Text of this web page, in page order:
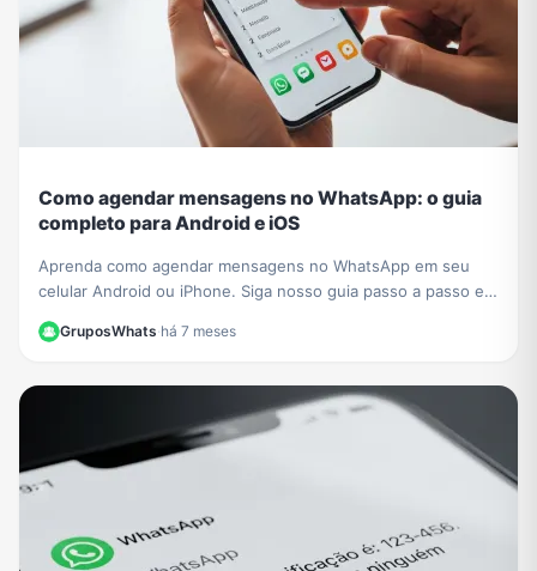
Como agendar mensagens no WhatsApp: o guia
completo para Android e iOS
Aprenda como agendar mensagens no WhatsApp em seu
celular Android ou iPhone. Siga nosso guia passo a passo e
nunca mais se esqueça de um recado importante!
GruposWhats·há 7 meses